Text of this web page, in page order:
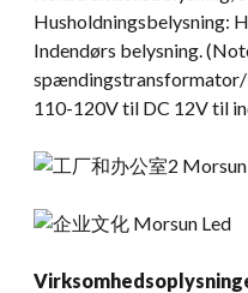
Husholdningsbelysning:
Indendørs belysning.
110-120V til DC 12V til